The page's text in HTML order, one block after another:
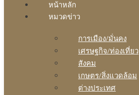
หน้าหลัก
หมวดข่าว
การเมือง/มั่นคง
เศรษฐกิจ/ท่องเที่ยว
สังคม
เกษตร/สิ่งแวดล้อม
ต่างประเทศ